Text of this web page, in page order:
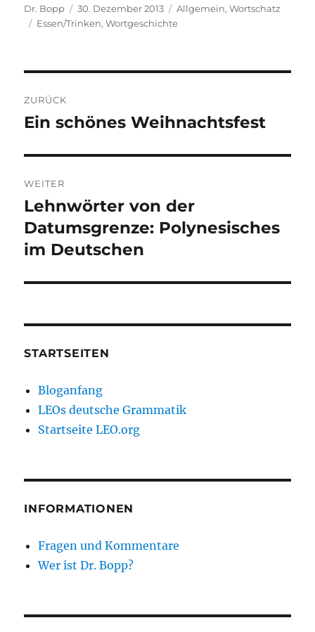
Autor
Dr. Bopp
Veröffentlicht
am
30. Dezember 2013 Kategorien
Allgemein,Wortschatz
Schlagwörter
Essen/Trinken,Wortgeschichte
ZURÜCK
Vorheriger
Ein schönes Weihnachtsfest
WEITER
Nächster
Beitrag:
Lehnwörter von der
Datumsgrenze: Polynesisches
im Deutschen
STARTSEITEN
Bloganfang
LEOs deutsche Grammatik
Startseite LEO.org
INFORMATIONEN
Fragen und Kommentare
Wer ist Dr. Bopp?